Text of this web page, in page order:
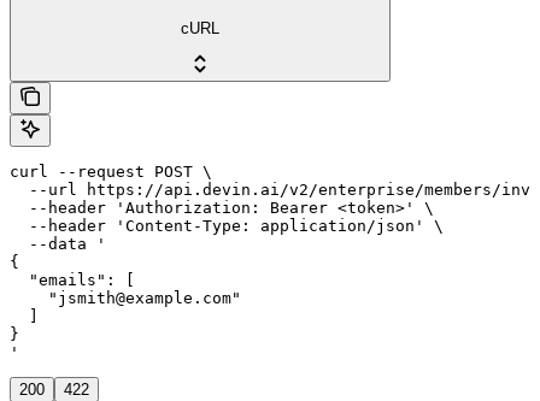
cURL
curl --request POST \
--url https://api.devin.ai/v2/enterprise/members/
  --header 'Authorization: Bearer <token>' \
  --header 'Content-Type: application/json' \
  --data '
{
  "emails": [
    "jsmith@example.com"
}
'
200 422